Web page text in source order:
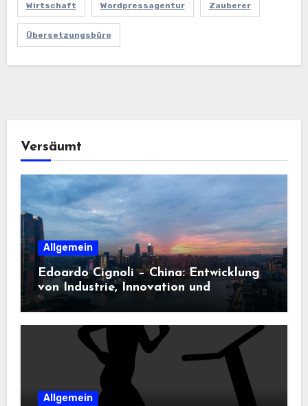
Wirtschaft Wordpressagentur Zauberer
Übersetzungsbüro
Versäumt
Allgemein
Edoardo Cignoli – China: Entwicklung
von Industrie, Innovation und
Technologie
Allgemein